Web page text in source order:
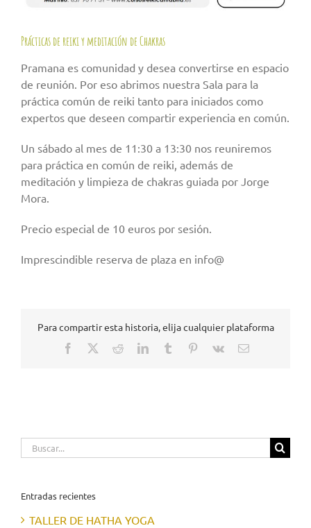
Prácticas de reiki y meditación de Chakras
Pramana es comunidad y desea convertirse en espacio
de reunión. Por eso abrimos nuestra Sala para la
práctica común de reiki tanto para iniciados como
expertos que deseen compartir experiencia en común.
Un sábado al mes de 11:30 a 13:30 nos reuniremos
para práctica en común de reiki, además de
meditación y limpieza de chakras guiada por Jorge
Mora.
Precio especial de 10 euros por sesión.
Imprescindible reserva de plaza en info@
Para compartir esta historia, elija cualquier plataforma
Facebook RedditLinkedInTumblr Pinterest
Vk
Correo
Buscar:
Entradas recientes
TALLER DE HATHA YOGA